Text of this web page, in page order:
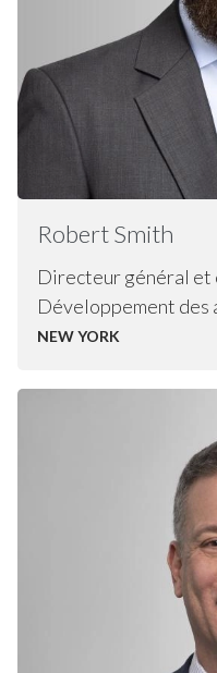
RobertSmith
Directeur général et
Développement
NEW YORK